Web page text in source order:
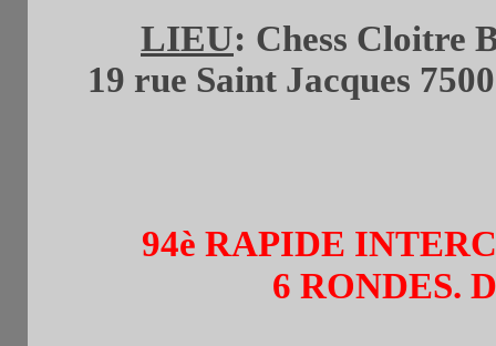
LIEU: Chess Cloitre
19 rue Saint Jacques
94è RAPIDE
6 RONDES.